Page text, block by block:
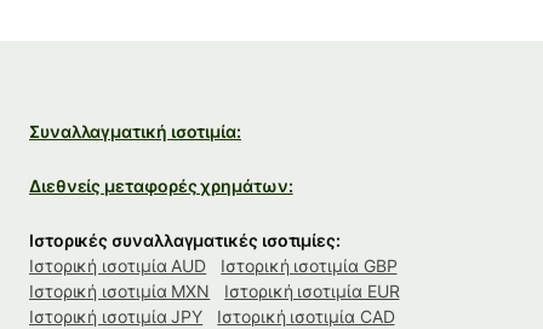
Συναλλαγματική ισοτιμία:
Διεθνείς μεταφορές χρημάτων:
Ιστορικές συναλλαγματικές ισοτιμίες:
Ιστορική ισοτιμία AUD
Ιστορική ισοτιμία GBP
Ιστορική ισοτιμία MXN
Ιστορική ισοτιμία EUR
Ιστορική ισοτιμία JPY
Ιστορική ισοτιμία CAD